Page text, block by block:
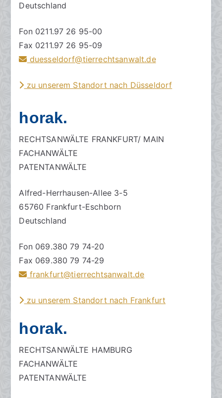
Deutschland
Fon 0211.97 26 95-00
Fax 0211.97 26 95-09
duesseldorf@tierrechtsanwalt.de
zu unserem Standort nach Düsseldorf
horak.
RECHTSANWÄLTE FRANKFURT/ MAIN
FACHANWÄLTE
PATENTANWÄLTE
Alfred-Herrhausen-Allee 3-5
65760 Frankfurt-Eschborn
Deutschland
Fon 069.380 79 74-20
Fax 069.380 79 74-29
frankfurt@tierrechtsanwalt.de
zu unserem Standort nach Frankfurt
horak.
RECHTSANWÄLTE HAMBURG
FACHANWÄLTE
PATENTANWÄLTE